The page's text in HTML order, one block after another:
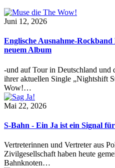
Juni 12, 2026
Englische Ausnahme-
neuem Album
-und auf Tour in Deutschland und
ihrer aktuellen Single „Nightshift
Wow!…
Mai 22, 2026
S-Bahn - Ein Ja ist ein Signal
Vertreterinnen und Vertreter aus
Zivilgesellschaft haben heute
Bahnknoten…